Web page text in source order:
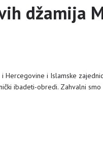
džamija
i Islamske
ibadeti-obredi. Zahvalni smo